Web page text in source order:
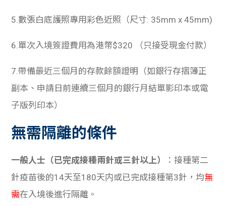
5.數張白底護照專用彩色近照（尺寸: 35mm x 45mm)
6.單次入境簽證費用為港幣$320 （只接受現金付款）
7.帶備最近三個月的存款餘額證明（如銀行存摺簿正
副本、申請日前連續三個月的銀行月結單影印本或電
子版列印本）
無需隔離的條件
一般人士（已完成接種兩針或三針以上）
：接種第二
針疫苗後的14天至180天内或已完成接種第3針，均無
需在入境後進行隔離。